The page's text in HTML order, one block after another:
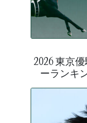
2026 東京
ーランキ